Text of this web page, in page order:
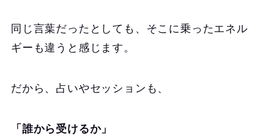
同じ言葉だったとしても、そこに乗ったエネル
ギーも違うと感じます。
だから、占いやセッションも、
「誰から受けるか」